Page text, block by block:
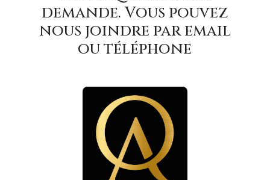
demande. Vous pouvez
nous joindre par email
ou téléphone